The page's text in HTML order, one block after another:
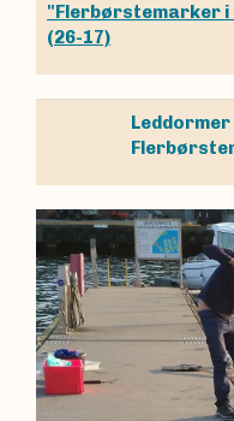
"Flerbørstemarker i
(26-17)
Leddormer